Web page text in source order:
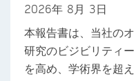
2026年 8月 3日
本報告書は、当社の
研究のビジビリティ
を高め、学術界を超